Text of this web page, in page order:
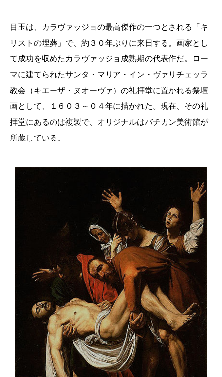
目玉は、カラヴァッジョの最高傑作の一つとされる「キ
リストの埋葬」で、約３０年ぶりに来日する。画家とし
て成功を収めたカラヴァッジョ成熟期の代表作だ。ロー
マに建てられたサンタ・マリア・イン・ヴァリチェッラ
教会（キエーザ・ヌオーヴァ）の礼拝堂に置かれる祭壇
画として、１６０３～０４年に描かれた。現在、その礼
拝堂にあるのは複製で、オリジナルはバチカン美術館が
所蔵している。